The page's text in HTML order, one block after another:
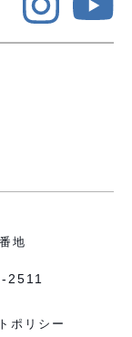
地
2511
ポリシー